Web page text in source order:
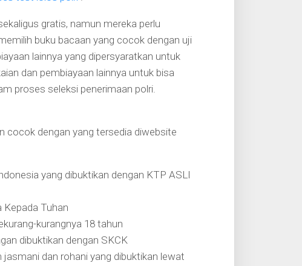
gratis, namun mereka perlu
buku bacaan yang cocok dengan uji
lainnya yang dipersyaratkan untuk
dan pembiayaan lainnya untuk bisa
proses seleksi penerimaan polri.
cocok dengan yang tersedia diwebsite
yang dibuktikan dengan KTP ASLI
Tuhan
kurangnya 18 tahun
dibuktikan dengan SKCK
dan rohani yang dibuktikan lewat